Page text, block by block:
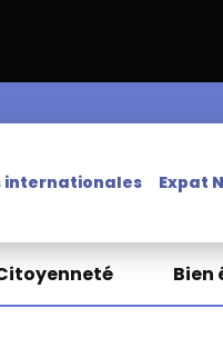
internationales Expat
Bien